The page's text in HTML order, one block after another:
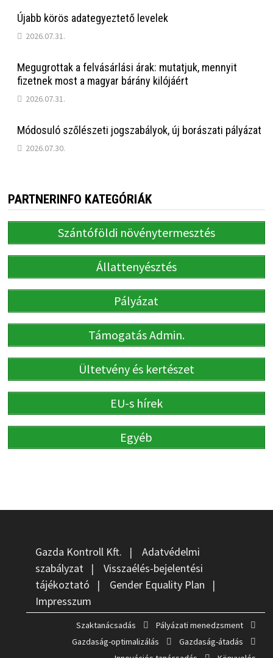
Újabb körös adategyeztető levelek
2026.07.31.
Megugrottak a felvásárlási árak: mutatjuk, mennyit
fizetnek most a magyar bárány kilójáért
2026.07.31.
Módosuló szőlészeti jogszabályok, új borászati pályázat
2026.07.30.
PARTNERINFO KATEGÓRIÁK
Szántóföldi növénytermesztés
Állattenyésztés
Pályázat
Támogatás Admin.
Ültetvény és kertészet
EU-s hírek
Egyéb
Gazda Kontroll Kft. | Adatvédelmi
szabályzat| Visszaélés-bejelentési
tájékoztató | Gender Equality Plan |
Impresszum
Szaktanácsadás
Pályázati menedzsment
Gazdaság-optimalizálás
Gazdaság-átadás